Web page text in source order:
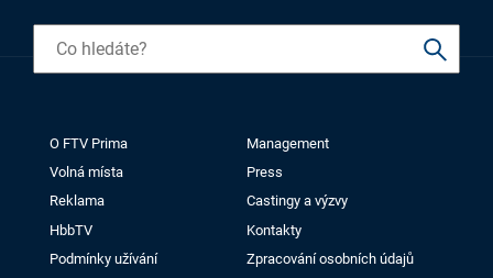
O FTV Prima
Management
Volná místa
Press
Reklama
Castingy a výzvy
HbbTV
Kontakty
Podmínky užívání
Zpracování osobních údajů